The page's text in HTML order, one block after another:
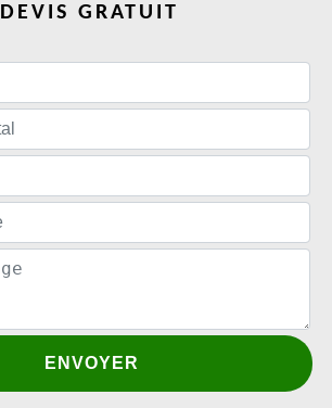
DEVIS GRATUIT